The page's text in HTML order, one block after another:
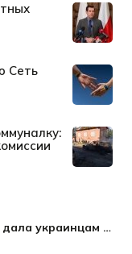
Сеть
Юлия Свириденко рассказала, что дала украинцам Ukraine Recovery Conference-2026